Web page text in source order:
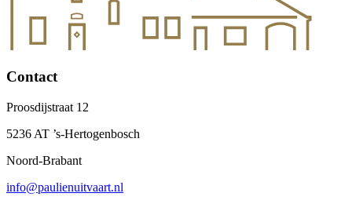
Contact
Proosdijstraat 12
5236 AT ’s-Hertogenbosch
Noord-Brabant
info@paulienuitvaart.nl